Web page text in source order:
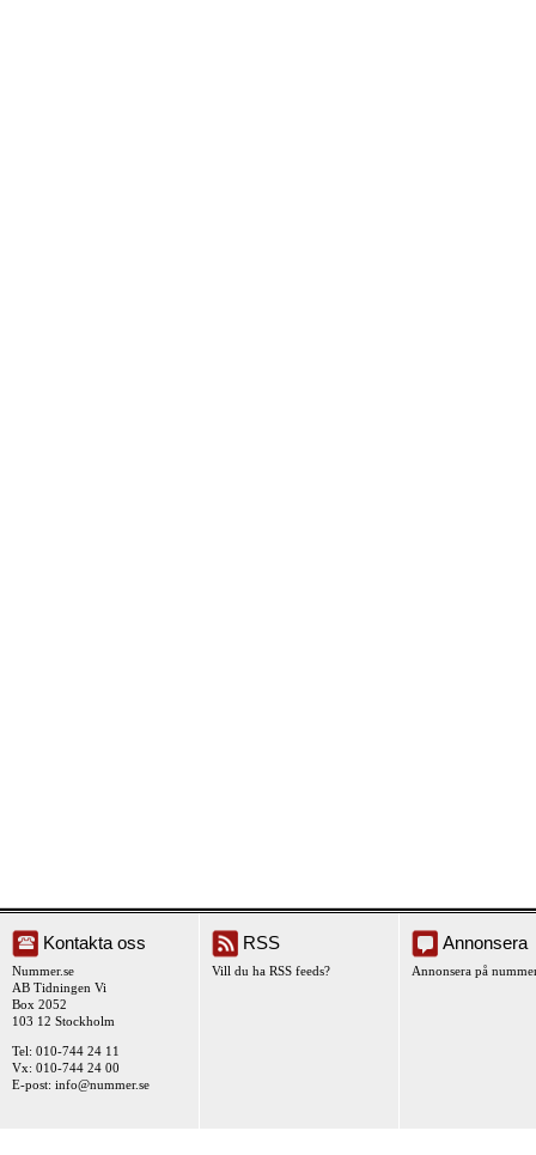
Kontakta oss
Nummer.se
AB Tidningen Vi
Box 2052
103 12 Stockholm
Tel: 010-744 24 11
Vx: 010-744 24 00
E-post: info@nummer.se
RSS
Vill du ha RSS feeds?
Annonsera
Annonsera på